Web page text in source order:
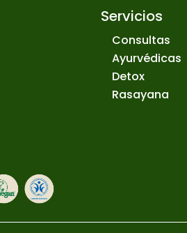
Servicios
Consultas
Ayurvédicas
Detox
Rasayana